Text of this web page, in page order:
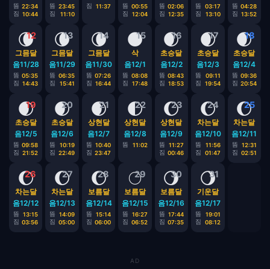
뜸 22:34
짐 10:44
뜸 23:45
짐
11:10
짐 11:37 뜸 00:55
짐
12:04
뜸 02:06
짐 12:35
뜸
03:17
짐
13:10
뜸 04:28
짐 13:52
12
🌘
그믐달
음11/28
뜸 05:35
짐 14:43
13
🌘
그믐달
음11/29
뜸 06:35
짐
15:41
14
🌘
그믐달
음11/30
뜸 07:26
짐 16:44
15
🌑
삭
음12/1
뜸 08:08
짐
17:48
16
🌒
초승달
음12/2
뜸 08:43
짐 18:53
17
🌒
초승달
음12/3
뜸
09:11
짐
19:54
18
🌒
초승달
음12/4
뜸 09:36
짐 20:54
19
🌒
초승달
음12/5
뜸 09:58
짐 21:52
20
🌒
초승달
음12/6
뜸
10:19
짐 22:49
21
🌒
상현달
음12/7
뜸 10:40
짐 23:47
22
🌓
상현달
음12/8
뜸 11:02
23
🌔
상현달
음12/9
뜸
11:27
짐 00:46
24
🌔
차는달
음12/10
뜸
11:56
짐
01:47
25
🌔
차는달
음12/11
뜸
12:31
짐 02:51
26
🌔
차는달
음12/12
뜸
13:15
짐 03:56
27
🌔
차는달
음12/13
뜸
14:09
짐 05:00
28
🌔
보름달
음12/14
뜸
15:14
짐 06:00
29
🌕
보름달
음12/15
뜸
16:27
짐 06:52
30
🌖
보름달
음12/16
뜸 17:44
짐 07:35
31
🌖
기운달
음12/17
뜸
19:01
짐
08:12
AD